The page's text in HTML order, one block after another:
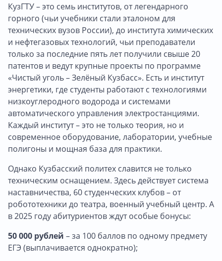
КузГТУ – это семь институтов, от легендарного
горного (чьи учебники стали эталоном для
технических вузов России), до института химических
и нефтегазовых технологий, чьи преподаватели
только за последние пять лет получили свыше 20
патентов и ведут крупные проекты по программе
«Чистый уголь – Зелёный Кузбасс». Есть и институт
энергетики, где студенты работают с технологиями
низкоуглеродного водорода и системами
автоматического управления электростанциями.
Каждый институт – это не только теория, но и
современное оборудование, лаборатории, учебные
полигоны и мощная база для практики.
Однако Кузбасский политех славится не только
техническим оснащением. Здесь действует система
наставничества, 60 студенческих клубов – от
робототехники до театра, военный учебный центр. А
в 2025 году абитуриентов ждут особые бонусы:
50 000 рублей – за 100 баллов по одному предмету
ЕГЭ (выплачивается однократно);